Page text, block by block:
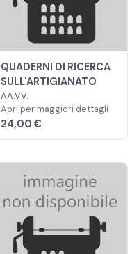
QUADERNI DI RICERCA
SULL'ARTIGIANATO
AA.VV.
Apri per maggiori dettagli
24,00 €